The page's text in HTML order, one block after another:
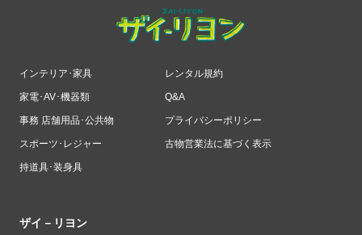
インテリア･家具
家電･AV･機器類
事務 店舗用品･公共物
スポーツ･レジャー
持道具･装身具
レンタル規約
Q&A
プライバシーポリシー
古物営業法に基づく表示
ザイ－リヨン